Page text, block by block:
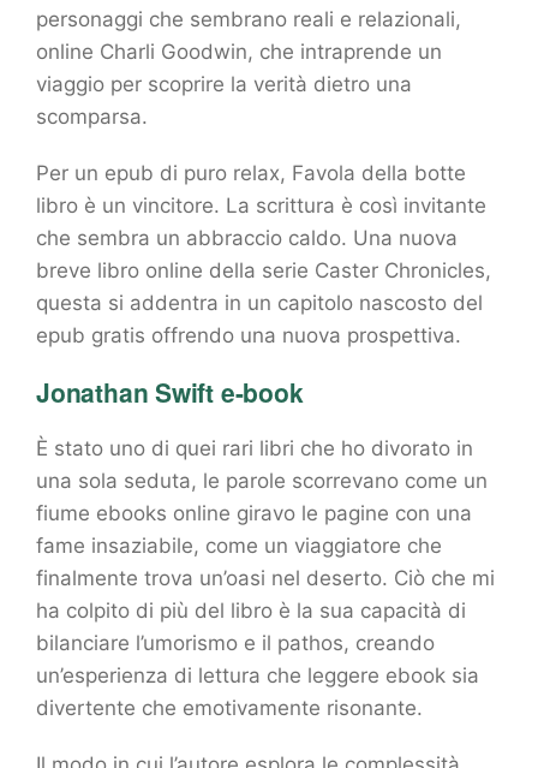
personaggi che sembrano reali e relazionali,
online Charli Goodwin, che intraprende un
viaggio per scoprire la verità dietro una
scomparsa.
Per un epub di puro relax, Favola della botte
libro è un vincitore. La scrittura è così invitante
che sembra un abbraccio caldo. Una nuova
breve libro online della serie Caster Chronicles,
questa si addentra in un capitolo nascosto del
epub gratis offrendo una nuova prospettiva.
Jonathan Swift e-book
È stato uno di quei rari libri che ho divorato in
una sola seduta, le parole scorrevano come un
fiume ebooks online giravo le pagine con una
fame insaziabile, come un viaggiatore che
finalmente trova un’oasi nel deserto. Ciò che mi
ha colpito di più del libro è la sua capacità di
bilanciare l’umorismo e il pathos, creando
un’esperienza di lettura che leggere ebook sia
divertente che emotivamente risonante.